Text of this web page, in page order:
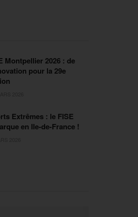
Montpellier 2026 : de
pour la 29e
Extrêmes : le FISE
en Ile-de-France !